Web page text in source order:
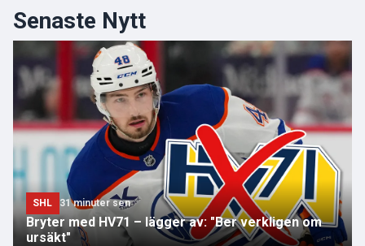
Senaste Nytt
SHL 31 minuter sen
Bryter med HV71 – lägger av: "Ber verkligen om
ursäkt"